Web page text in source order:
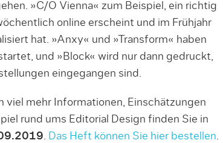
»C/O Vienna« zum Beispiel, ein richtig
online erscheint und im Frühjahr
hat. »Anxy« und »Transform« haben
und »Block« wird nur dann gedruckt,
eingegangen sind.
viel mehr Informationen, Einschätzungen
rund ums Editorial Design finden Sie in
. Das Heft können Sie hier bestellen.